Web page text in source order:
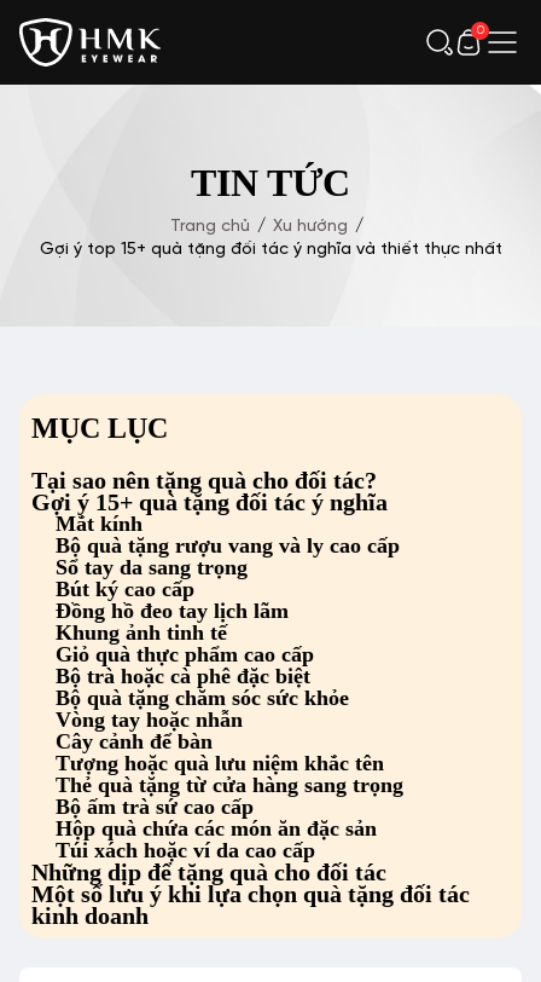
0
TIN TỨC
Trang chủ / Xu hướng /
Gợi ý top 15+ quà tặng đối tác ý nghĩa và thiết thực nhất
MỤC LỤC
Tại sao nên tặng quà cho đối tác?
Gợi ý 15+ quà tặng đối tác ý nghĩa
Mắt kính
Bộ quà tặng rượu vang và ly cao cấp
Sổ tay da sang trọng
Bút ký cao cấp
Đồng hồ đeo tay lịch lãm
Khung ảnh tinh tế
Giỏ quà thực phẩm cao cấp
Bộ trà hoặc cà phê đặc biệt
Bộ quà tặng chăm sóc sức khỏe
Vòng tay hoặc nhẫn
Cây cảnh để bàn
Tượng hoặc quà lưu niệm khắc tên
Thẻ quà tặng từ cửa hàng sang trọng
Bộ ấm trà sứ cao cấp
Hộp quà chứa các món ăn đặc sản
Túi xách hoặc ví da cao cấp
Những dịp để tặng quà cho đối tác
Một số lưu ý khi lựa chọn quà tặng đối tác
kinh doanh